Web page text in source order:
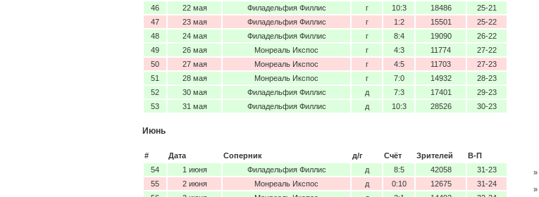
46
22 мая Филадельфия Филлис г 10:3 18486
25-21
47
23 мая Филадельфия Филлис г 1:2 15501
25-22
48
24 мая Филадельфия Филлис г 8:4 19090
26-22
49
26 мая Монреаль Икспос г 4:3 11774
27-22
50
27 мая Монреаль Икспос г 4:5 11703
27-23
51
28 мая Монреаль Икспос г 7:0 14932
28-23
52
30 мая Филадельфия Филлис д 7:3 17401
29-23
53
31 мая Филадельфия Филлис д 10:3 28526 30-23
Июнь
# Дата Соперник д/г Счёт Зрителей
В-П
54
1 июня Филадельфия Филлис д 8:5 42058
31-23
55
2 июня Монреаль Икспос д 0:10 12675
31-24